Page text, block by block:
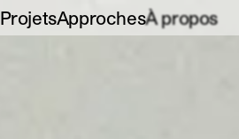
ProjetsApprochesÀ propos